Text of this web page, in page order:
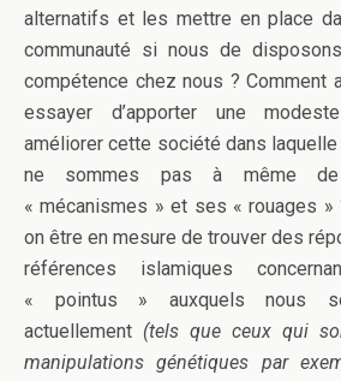
alternatifs et les mettre en place
communauté si nous de
compétence chez nous ? Comment
essayer d’apporter une
améliorer cette société dans
ne sommes pas à même de
« mécanismes » et ses « rouages »
on être en mesure de trouver des
références islamiques
« pointus » auxquels nous
actuellement (tels que ceux qui
manipulations génétiques par